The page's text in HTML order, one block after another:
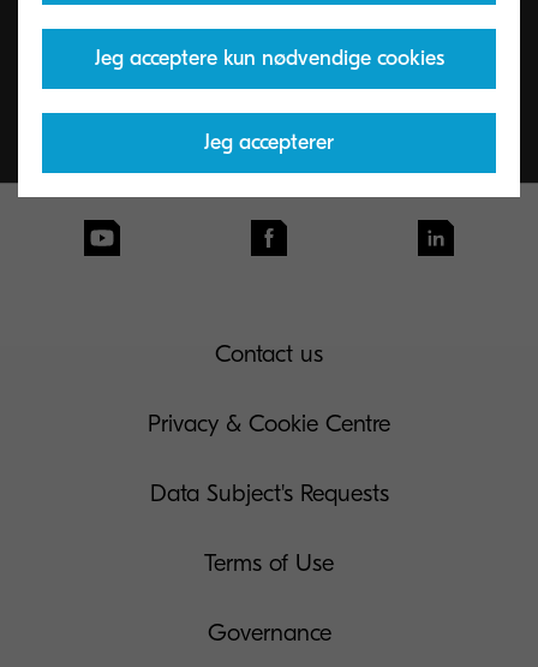
Contact us
Privacy & Cookie Centre
Data Subject's Requests
Terms of Use
Governance
Jeg acceptere kun nødvendige cookies
Jeg accepterer